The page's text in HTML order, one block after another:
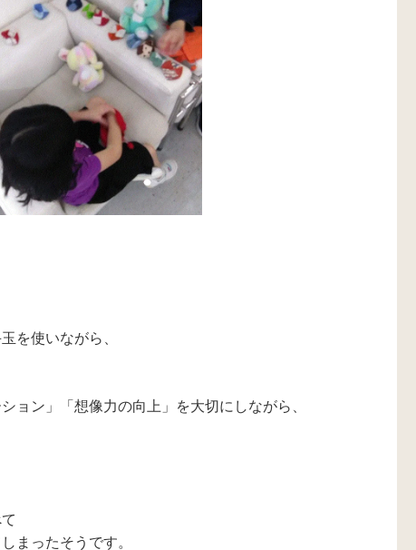
を使いながら、
ョン」「想像力の向上」を大切にしながら、
まったそうです。